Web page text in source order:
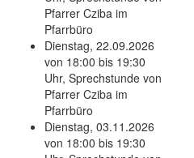
Pfarrer Cziba im
Pfarrbüro
Dienstag, 22.09.2026
von 18:00 bis 19:30
Uhr, Sprechstunde von
Pfarrer Cziba im
Pfarrbüro
Dienstag, 03.11.2026
von 18:00 bis 19:30